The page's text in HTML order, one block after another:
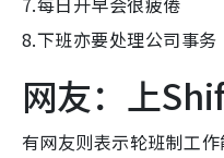
8.下班亦要处理公司事务
网友：上
有网友则表示轮班制工